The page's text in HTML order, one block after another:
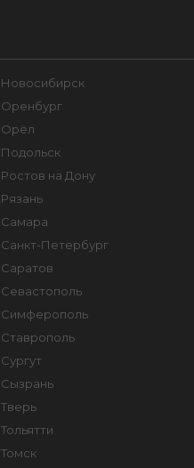
Новосибирск
Оренбург
Орёл
Подольск
Ростов на Дону
Рязань
Самара
Санкт-Петербург
Саратов
Севастополь
Симферополь
Ставрополь
Сургут
Сызрань
Тверь
Тольятти
Томск